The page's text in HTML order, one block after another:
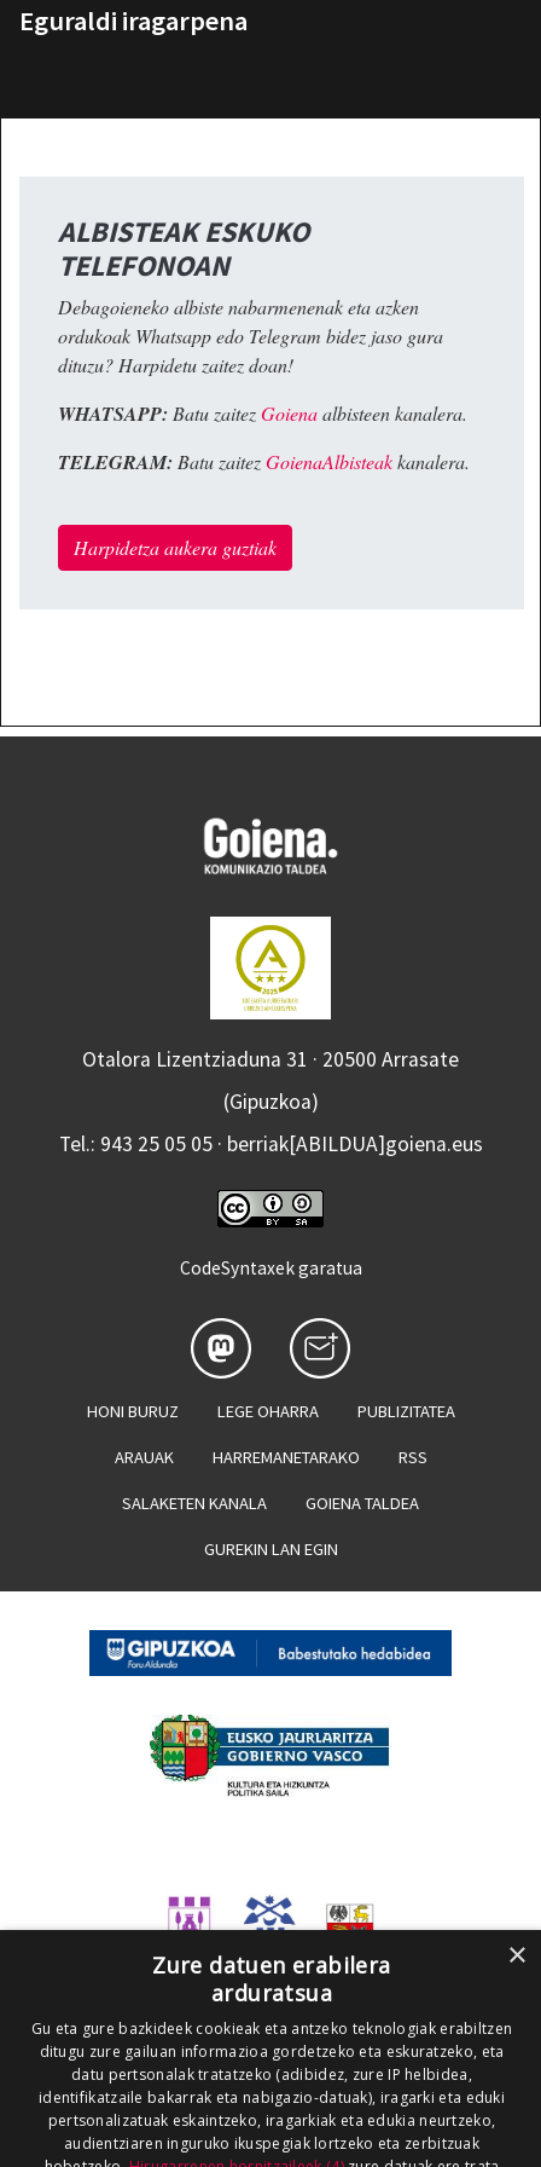
Eguraldi iragarpena
ALBISTEAK ESKUKO
TELEFONOAN
Debagoieneko albiste nabarmenenak eta azken
ordukoak Whatsapp edo Telegram bidez jaso gura
dituzu? Harpidetu zaitez doan!
WHATSAPP: Batu zaitezGoienaalbisteen kanalera.
TELEGRAM: Batu zaitezGoienaAlbisteakkanalera.
Harpidetza aukera guztiak
Otalora Lizentziaduna 31 · 20500 Arrasate
(Gipuzkoa)
Tel.: 943 25 05 05 · berriak[ABILDUA]goiena.eus
CodeSyntaxek garatua
HONI BURUZ LEGE OHARRA PUBLIZITATEA
ARAUAK HARREMANETARAKO RSS
SALAKETEN KANALA GOIENA TALDEA
GUREKIN LAN EGIN
×
Zure datuen erabilera
arduratsua
Gu eta gure bazkideek cookieak eta antzeko teknologiak erabiltzen
ditugu zure gailuan informazioa gordetzeko eta eskuratzeko, eta
datu pertsonalak tratatzeko (adibidez, zure IP helbidea,
identifikatzaile bakarrak eta nabigazio-datuak), iragarki eta eduki
pertsonalizatuak eskaintzeko, iragarkiak eta edukia neurtzeko,
audientziaren inguruko ikuspegiak lortzeko eta zerbitzuak